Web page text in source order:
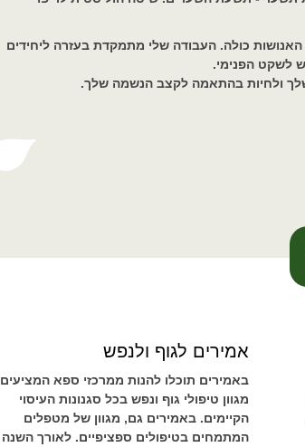
כולה. העבודה שלי מתמקדת בעזרה ליחידים
לשקט הפנימי.
ולחיות בהתאמה לקצב הנשמה שלך.
אמירים לגוף ולנפש
באמירים תוכלו להנות ממרכזי ספא המציעים
מגוון טיפולי גוף ונפש בכל סגנונות העיסוי
הקיימים. באמירים גם, מגוון של מטפלים
המתמחים בטיפולים ספציפיים. לאורך השנה